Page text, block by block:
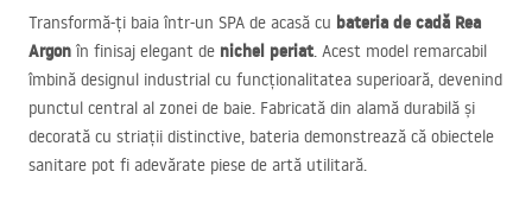
Transformă-ți baia într-un SPA de acasă cu bateria de cadă Rea
Argon în finisaj elegant de nichel periat. Acest model remarcabil
îmbină designul industrial cu funcționalitatea superioară, devenind
punctul central al zonei de baie. Fabricată din alamă durabilă și
decorată cu striații distinctive, bateria demonstrează că obiectele
sanitare pot fi adevărate piese de artă utilitară.